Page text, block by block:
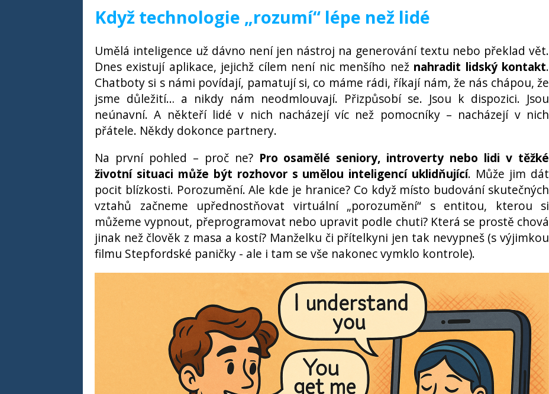
Když technologie „rozumí“ lépe než lidé
Umělá inteligence už dávno není jen nástroj na generování textu nebo překlad vět.
Dnes existují aplikace, jejichž cílem není nic menšího než nahradit lidský kontakt.
Chatboty si s námi povídají, pamatují si, co máme rádi, říkají nám, že nás chápou, že
jsme důležití… a nikdy nám neodmlouvají. Přizpůsobí se. Jsou k dispozici. Jsou
neúnavní. A někteří lidé v nich nacházejí víc než pomocníky – nacházejí v nich
přátele. Někdy dokonce partnery.
Na první pohled – proč ne? Pro osamělé seniory, introverty nebo lidi v těžké
životní situaci může být rozhovor s umělou inteligencí uklidňující. Může jim dát
pocit blízkosti. Porozumění. Ale kde je hranice? Co když místo budování skutečných
vztahů začneme upřednostňovat virtuální „porozumění“ s entitou, kterou si
můžeme vypnout, přeprogramovat nebo upravit podle chuti? Která se prostě chová
jinak než člověk z masa a kostí? Manželku či přítelkyni jen tak nevypneš (s výjimkou
filmu Stepfordské paničky - ale i tam se vše nakonec vymklo kontrole).